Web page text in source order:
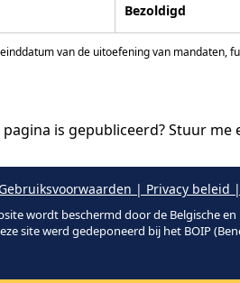
Bezoldigd
van de uitoefening van
is gepubliceerd? Stuur me
Gebruiksvoorwaarden | Privacy beleid
wordt beschermd door de Belgische
site werd gedeponeerd bij het BOIP